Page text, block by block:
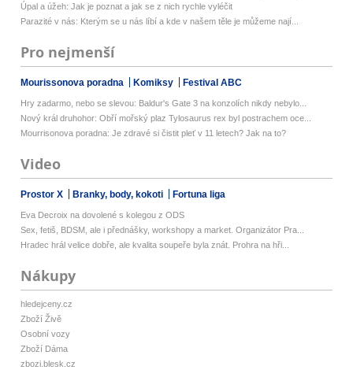
Úpal a úžeh: Jak je poznat a jak se z nich rychle vyléčit
Parazité v nás: Kterým se u nás líbí a kde v našem těle je můžeme nají...
Pro nejmenší
Mourissonova poradna Komiksy Festival ABC
Hry zadarmo, nebo se slevou: Baldur's Gate 3 na konzolích nikdy nebylo...
Nový král druhohor: Obří mořský plaz Tylosaurus rex byl postrachem oce...
Mourrisonova poradna: Je zdravé si čistit pleť v 11 letech? Jak na to?
Video
Prostor X Branky, body, kokoti Fortuna liga
Eva Decroix na dovolené s kolegou z ODS
Sex, fetiš, BDSM, ale i přednášky, workshopy a market. Organizátor Pra...
Hradec hrál velice dobře, ale kvalita soupeře byla znát. Prohra na hři...
Nákupy
hledejceny.cz
Zboží Živě
Osobní vozy
Zboží Dáma
zbozi.blesk.cz